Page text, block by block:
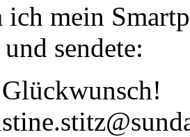
mein
sendete: